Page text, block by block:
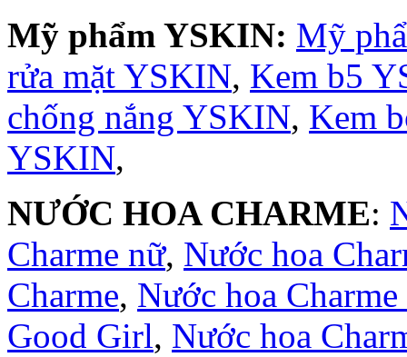
Mỹ phẩm YSKIN: Mỹ
rửa mặt YSKIN, Kem b5
chống nắng YSKIN, Kem
YSKIN,
NƯỚC HOA CHARME:
Charme nữ, Nước hoa
Charme, Nước hoa Charme
Good Girl, Nước hoa